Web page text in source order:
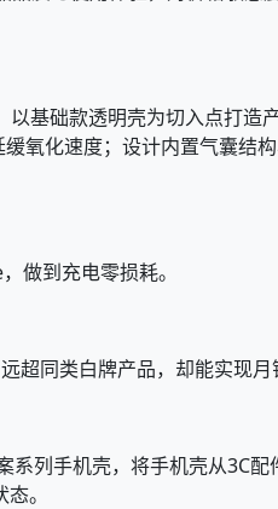
以基础款透明壳为切入点打造
氧化速度；设计内置气囊结
做到充电零损耗。
超同类白牌产品，却能实现月
列手机壳，将手机壳从3C配
。